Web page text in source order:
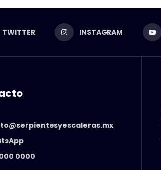
TWITTER INSTAGRAM
0000